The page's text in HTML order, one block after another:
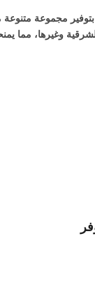
مجموعة
وغيرها،